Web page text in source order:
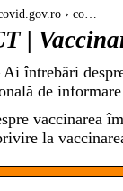
› co…
|
întrebări
de
vaccinarea
la